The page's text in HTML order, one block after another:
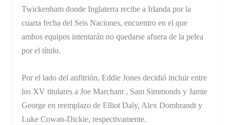
Twickenham donde Inglaterra recibe a Irlanda por la
cuarta fecha del Seis Naciones, encuentro en el que
ambos equipos intentarán no quedarse afuera de la pelea
por el título.
Por el lado del anfitrión, Eddie Jones decidió incluir entre
los XV titulares a Joe Marchant , Sam Simmonds y Jamie
George en reemplazo de Elliot Daly, Alex Dombrandt y
Luke Cowan-Dickie, respectivamente.